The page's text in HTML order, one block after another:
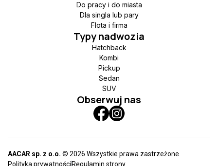
Do pracy i do miasta
Dla singla lub pary
Flota i firma
Typy nadwozia
Hatchback
Kombi
Pickup
Sedan
SUV
Obserwuj nas
AACAR sp. z o.o. © 2026 Wszystkie prawa zastrzeżone.
Polityka prywatności Regulamin strony